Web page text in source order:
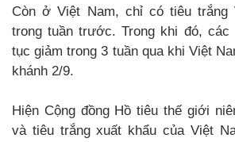
Còn ở Việt Nam, chỉ có tiêu trắng
trong tuần trước. Trong khi đó, các
tục giảm trong 3 tuần qua khi Việt
khánh 2/9.
Hiện Cộng đồng Hồ tiêu thế giới
và tiêu trắng xuất khẩu của Việt